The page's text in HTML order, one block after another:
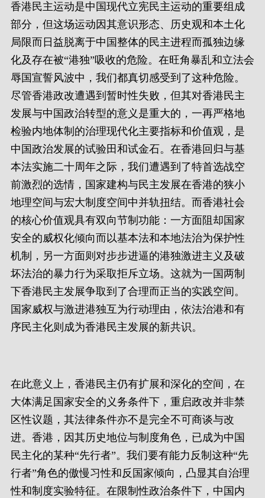
香港民主运动是中国现代立宪民主运动的重要组成
部分，但这场运动因其意识形态、历史观和本土化
局限而日益脱离于中国整体的民主进程而孤独边缘
化及存在被“港独”吸收的危险。在旺角暴乱和立法会
辱国宣誓风波中，我们都真切感受到了这种危险。
尽管香港政改遭遇到暂时性失败，但其对香港民主
发展与中国政治转型的意义是重大的，一再严格地
检验内地体制的治理现代化主要指标和价值观，是
中国政治发展的试验田和试金石。在香港回归与基
本法实施二十周年之际，我们遭遇到了特首选战空
前激烈的选情，国家建构与民主发展在香港的狭小
地理空间与宏大制度空间中并轨扭结。而香港社会
的核心价值观具有双向节制功能：一方面阻却国家
安全的威权化倾向而以基本法和本地法治为保护性
机制，另一方面则对步步进逼的港独激进主义及破
坏法治的暴力行为采取拒斥立场。这就为一国两制
下香港民主发展争取到了合理而正当的实践空间。
国家威权与激进港独互为行动理由，依法治港和有
序民主化则成为香港民主发展的新共识。
在此意义上，香港民主仍有扩展和深化的空间，在
大体满足国家安全的义务条件下，重启政改并非禁
区性议题，其法律条件亦不是完全不可商谈与改
进。香港，因其历史地位与制度角色，已成为中国
民主化的某种“先行者”。我们要有能力反制这种“先
行者”角色的傲慢习性和反国家倾向，凸显其自治理
性和制度实验特征。在限制性政治条件下，中国内